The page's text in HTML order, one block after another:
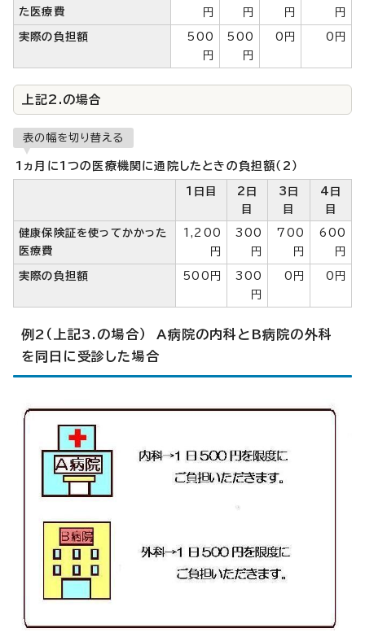
た医療費
円
円
円
円
実際の負担額
500
円
500
円
0円 0円
上記2.の場合
表の幅を切り替える
1ヵ月に1つの医療機関に通院したときの負担額（2）
1日目
2日
目
3日
目
4日
目
健康保険証を使ってかかった
医療費
1,200
円
300
円
700
円
600
円
実際の負担額 500円
300
円
0円 0円
例2（上記3.の場合） A病院の内科とB病院の外科
を同日に受診した場合